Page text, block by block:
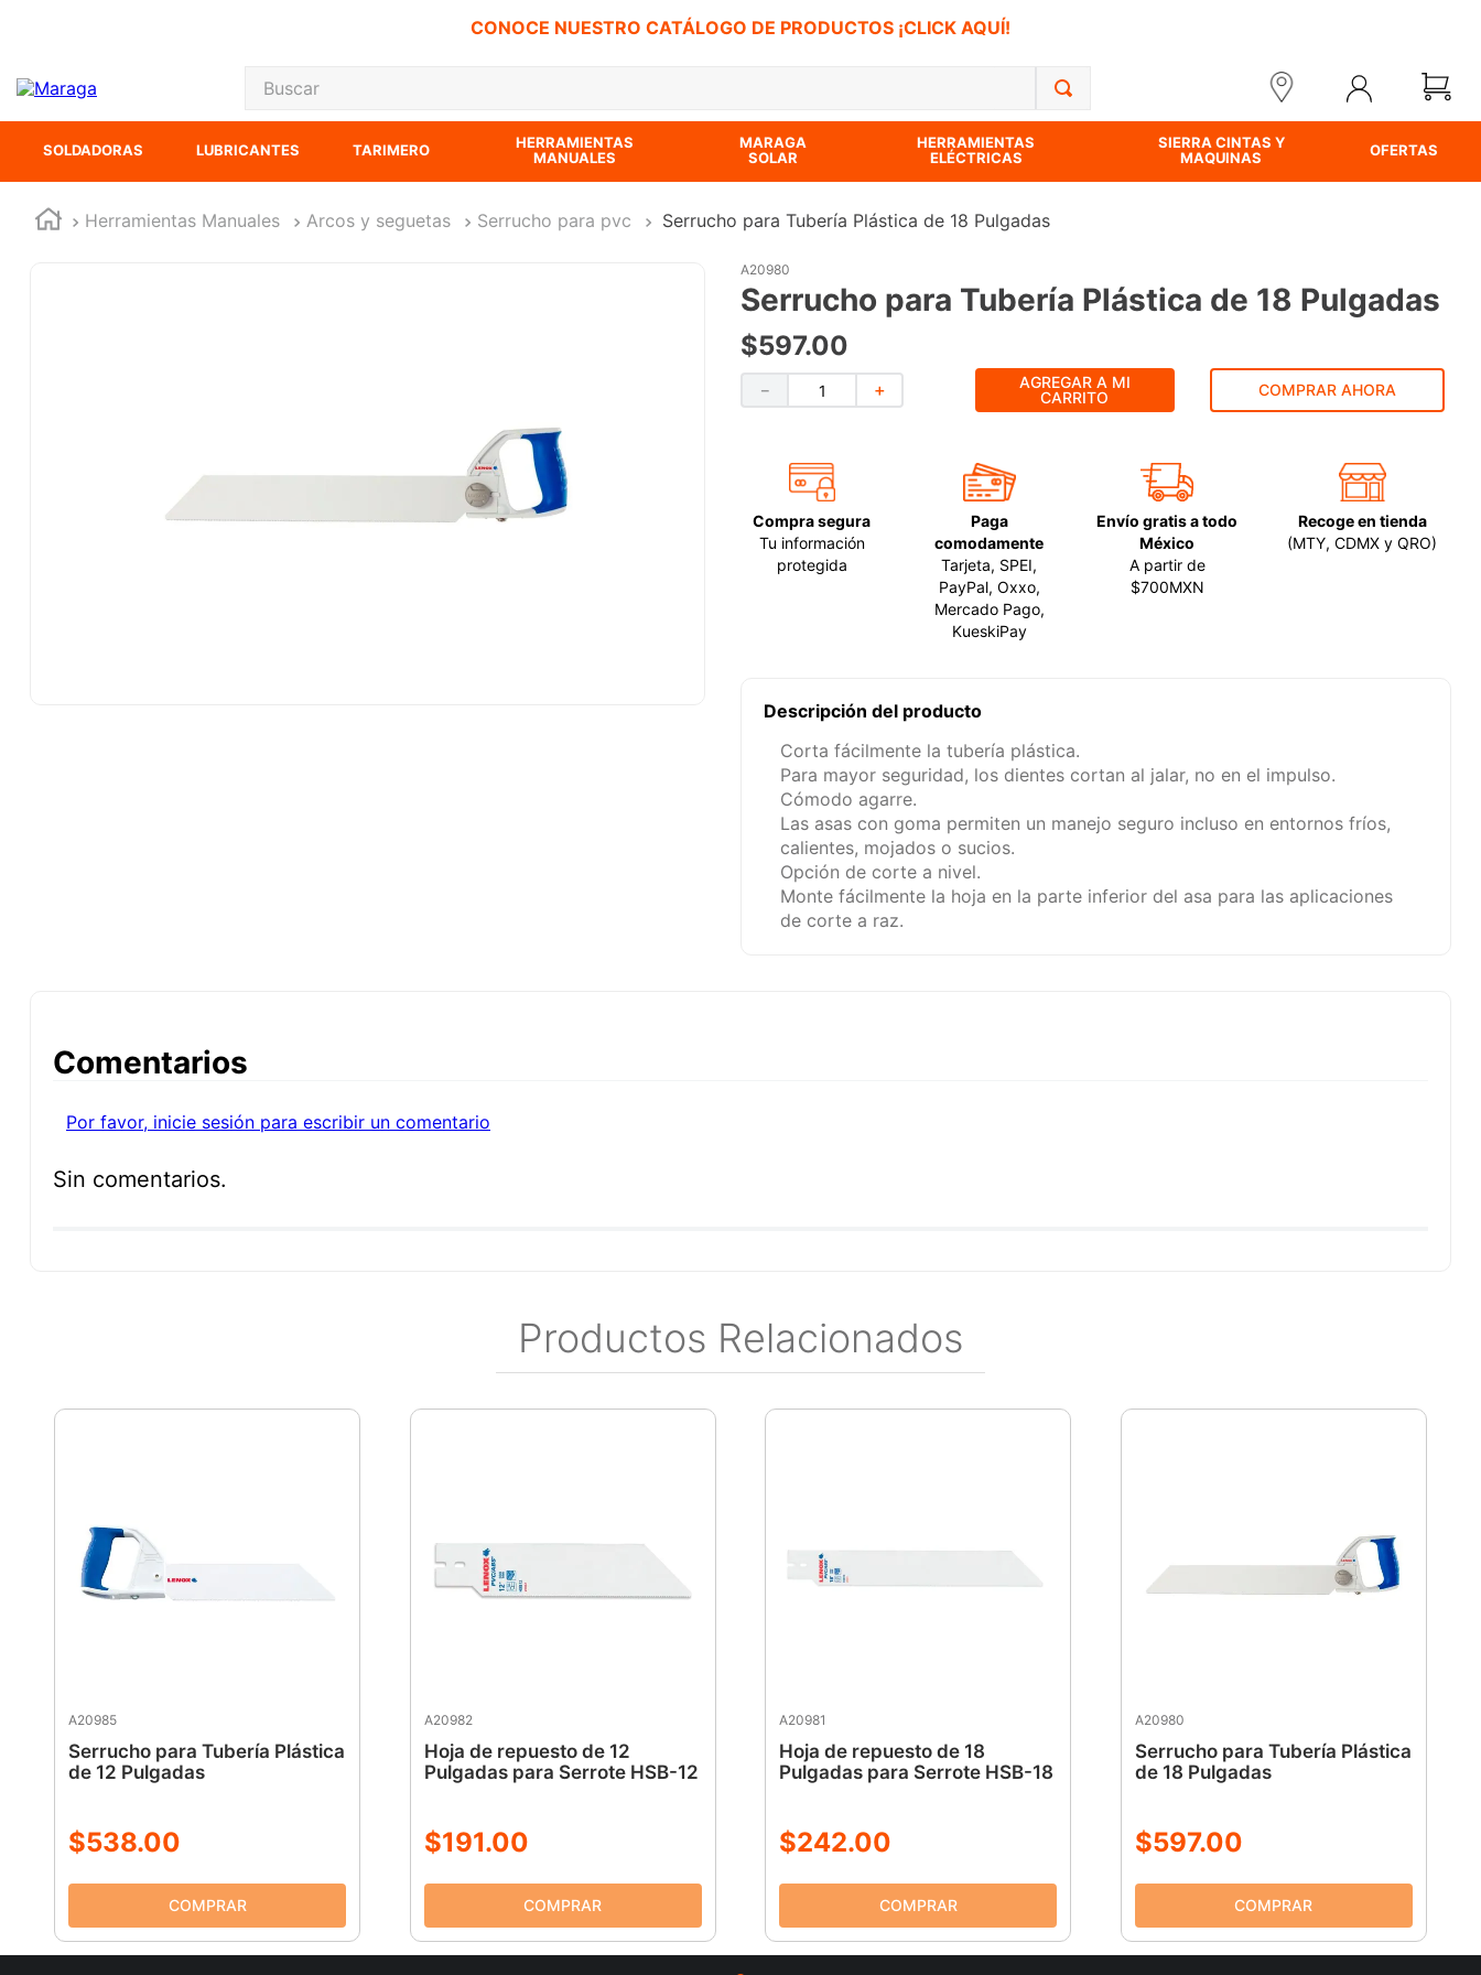
CONOCE NUESTRO CATÁLOGO DE PRODUCTOS ¡CLICK AQUÍ!
Buscar
SOLDADORAS LUBRICANTES TARIMERO
HERRAMIENTAS
MANUALES
MARAGA
SOLAR
HERRAMIENTAS
ELÉCTRICAS
SIERRA CINTAS Y
MAQUINAS
OFERTAS
Herramientas Manuales Arcos y seguetas Serrucho para pvc Serrucho para Tubería Plástica de 18 Pulgadas
A20980
Serrucho para Tubería Plástica de 18 Pulgadas
$597.00
＋
－
AGREGAR A MI
CARRITO
COMPRAR AHORA
Compra segura
Tu información
protegida
Paga
comodamente
Tarjeta, SPEI,
PayPal, Oxxo,
Mercado Pago,
KueskiPay
Envío gratis a todo
México
A partir de
$700MXN
Recoge en tienda
(MTY, CDMX y QRO)
Descripción del producto
Corta fácilmente la tubería plástica.
Para mayor seguridad, los dientes cortan al jalar, no en el impulso.
Cómodo agarre.
Las asas con goma permiten un manejo seguro incluso en entornos fríos,
calientes, mojados o sucios.
Opción de corte a nivel.
Monte fácilmente la hoja en la parte inferior del asa para las aplicaciones
de corte a raz.
Comentarios
Por favor, inicie sesión para escribir un comentario
Sin comentarios.
Productos Relacionados
A20985
Serrucho para Tubería Plástica
de 12 Pulgadas
$538.00
A20982
Hoja de repuesto de 12
Pulgadas para Serrote HSB-12
$191.00
A20981
Hoja de repuesto de 18
Pulgadas para Serrote HSB-18
$242.00
A20980
Serrucho para Tubería Plástica
de 18 Pulgadas
$597.00
TÉRMINOS MÁS BUSCADOS
9.
ke500